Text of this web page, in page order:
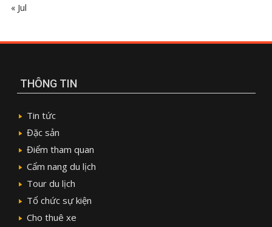
« Jul
THÔNG TIN
Tin tức
Đặc sản
Điểm tham quan
Cẩm nang du lịch
Tour du lịch
Tổ chức sự kiện
Cho thuê xe